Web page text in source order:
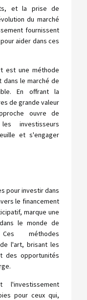
et la prise de
du marché
fournissent
aider dans ces
est une méthode
dans le marché de
En offrant la
de grande valeur
ouvre de
investisseurs
et s'engager
pour investir dans
le financement
marque une
le monde de
méthodes
l'art, brisant les
des opportunités
pour ceux qui,